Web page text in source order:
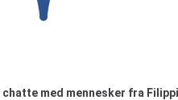
chatte med mennesker fra